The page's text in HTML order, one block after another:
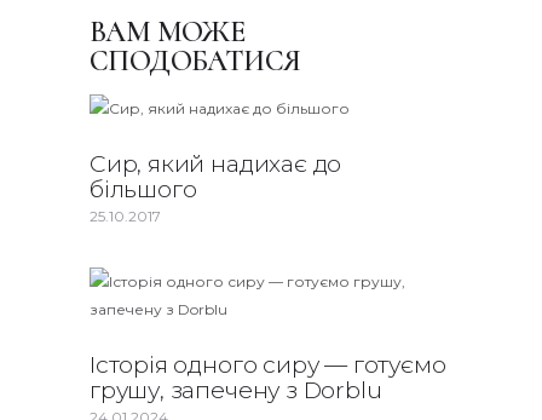
ВАМ МОЖЕ
СПОДОБАТИСЯ
Сир, який надихає до
більшого
25.10.2017
Історія одного сиру — готуємо
грушу, запечену з Dorblu